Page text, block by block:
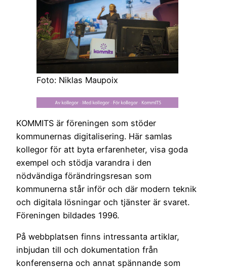
Foto: Niklas Maupoix
KOMMITS är föreningen som stöder
kommunernas digitalisering. Här samlas
kollegor för att byta erfarenheter, visa goda
exempel och stödja varandra i den
nödvändiga förändringsresan som
kommunerna står inför och där modern teknik
och digitala lösningar och tjänster är svaret.
Föreningen bildades 1996.
På webbplatsen finns intressanta artiklar,
inbjudan till och dokumentation från
konferenserna och annat spännande som